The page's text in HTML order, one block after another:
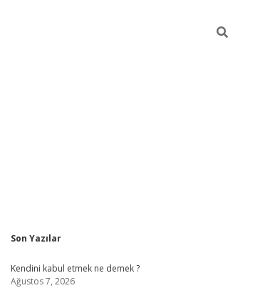
Sidebar
Son Yazılar
Kendini kabul etmek ne demek ?
Ağustos 7, 2026
hiltonbet giriş